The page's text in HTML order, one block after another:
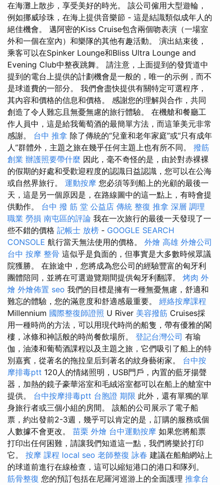
在海灘上散步，享受美好的時光。 該公司僱用大型遊輪，
例如挪威珍珠，在海上提供音樂節 - 這是結識類似成年人的
絕佳機會。 邁阿密的Kiss Cruise包含兩個吻表演（一場室
外和一個在室內）和樂隊的其他有趣活動。 演出結束後，
乘客可以在Spinker Lounge和Bliss Ultra Lounge and
Evening Club中整夜跳舞。 請注意，上面提到的發貨道中
提到的電台上提供的計劃機會是一般的，唯一的示例，而不
是球道費的一部分。 我們會盡快提供有關特定可選程序，
其內容和價格的信息和價格。 感謝您的理解與合作，共同
創造了令人難忘且無憂無慮的旅行體驗。 在機艙和餐廳工
作人員中，這是給我葡萄酒的最簡單方法，而這筆美元非常
感謝。 台中 推拿 除了傳統的“兒童和老年家庭”或“只有成年
人”群體外，主題之旅在幾乎任何主題上也有所不同。 撥筋
創業 辦護照要帶什麼 因此，毫不奇怪的是，由於對赤裸裸
的假期的好處和受歡迎程度的認識日益認識，您可以在公海
或自然界旅行。 運動按摩 您必須等到船上的光顧的最後一
天，這是另一個原因是，在路線圖中的這一點上，有時會提
供動作。 台中 撥 筋 堂 公益店 傳統 整復 推拿 深層 調理
職業 勞損 南屯區的評論 我在一次旅行的最後一天發現了一
些不錯的價格 記帳士 放榜 - GOOGLE SEARCH
CONSOLE 航行當天無法使用的價格。 外燴 高雄 外燴公司
台中 按摩 整骨 這似乎是負面的，但事實是大多數時候眾議
院獲勝。 在旅途中，您將成為您公司的經驗豐富的匈牙利
團體陪同，並將在可選遊覽期間提供匈牙利翻譯。 烤肉 外
燴 外燴佈置 seo 我們的目標是擁有一種無憂無慮，舒適和
難忘的體驗，您的滿意度和舒適感最重要。 經絡按摩課程
Millennium 國際整復師證照 U River 美容撥筋 Cruises採
用一種時尚的方法，可以用現代時尚的船隻，帶有優雅的閣
樓，冰條和神話般的時尚餐飲場所。 登記台灣公司 有瑜
伽，油漆和葡萄酒課程以及主題之旅，它們吸引了船上的特
別嘉賓，從著名的拖拉皇后到著名的紋身藝術家。 台中按
摩排毒ptt 120人的情緒照明，USB門戶，內置的藍牙揚聲
器，加熱的鏡子豪華浴室和毛絨浴室都可以在船上的艙室中
提供。 台中按摩排毒ptt 台胞證 期限 此外，還有單獨的單
身旅行者或三個小組的房間。 該船的公司展示了電子船
票，約出發前2-3週，幾乎可以肯定的是，訂購的服務或個
人數據不會更改。 苗栗 外燴 台中運動按摩 如果您將船票
打印出任何困難，請讓我們知道這一點，我們將樂於打印
它。 按摩 課程 local seo 老師整復 詠春 建議在船舶網站上
的球道前進行在線檢查，這可以縮短港口的港口和隊列。
筋骨整復 您的預訂包括在尼羅河巡游上的全面護理 推拿台